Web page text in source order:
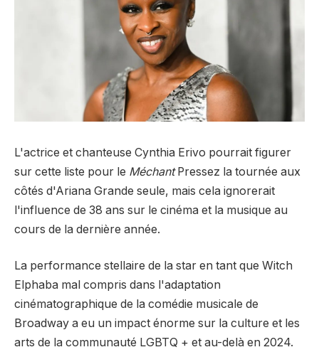
L'actrice et chanteuse Cynthia Erivo pourrait figurer
sur cette liste pour le MéchantPressez la tournée aux
côtés d'Ariana Grande seule, mais cela ignorerait
l'influence de 38 ans sur le cinéma et la musique au
cours de la dernière année.
La performance stellaire de la star en tant que Witch
Elphaba mal compris dans l'adaptation
cinématographique de la comédie musicale de
Broadway a eu un impact énorme sur la culture et les
arts de la communauté LGBTQ + et au-delà en 2024.